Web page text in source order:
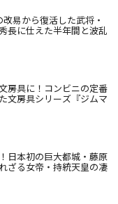
改易から復活した武将・
長に仕えた半年間と波乱
房具に！コンビニの定番
文房具シリーズ『ジムマ
日本初の巨大都城・藤原
ざる女帝・持統天皇の凄